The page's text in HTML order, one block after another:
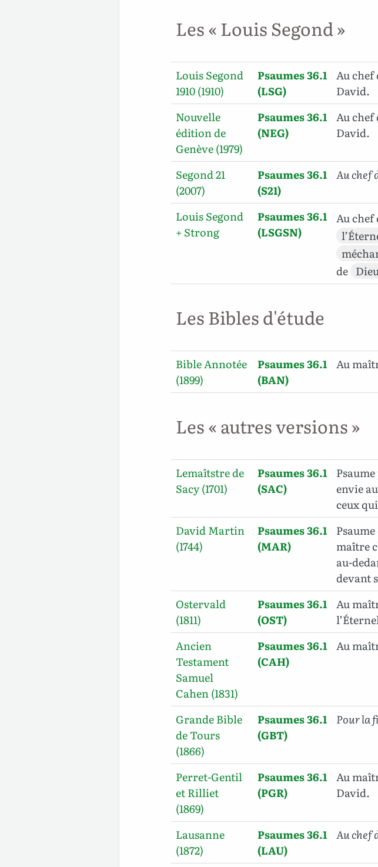
Les « Louis Segond »
Louis Segond
1910 (1910)
Psaumes 36.1
(LSG)
Au chef
David.
Nouvelle
édition de
Genève (1979)
Psaumes 36.1
(NEG)
Au chef
David.
Segond 21
(2007)
Psaumes 36.1
(S21)
Au chef
Louis Segond
+ Strong
Psaumes 36.1
(LSGSN)
Au chef
de
Les Bibles d'étude
Bible Annotée
(1899)
Psaumes 36.1
(BAN)
Au
Les « autres versions »
Lemaîtstre de
Sacy (1701)
Psaumes 36.1
(SAC)
envie
ceux
David Martin
(1744)
Psaumes 36.1
(MAR)
maître
au-
devant
Ostervald
(1811)
Psaumes 36.1
(OST)
Au
Ancien
Testament
Samuel
Cahen (1831)
Psaumes 36.1
(CAH)
Au
Grande Bible
de Tours
(1866)
Psaumes 36.1
(GBT)
Pour la
Perret-Gentil
et Rilliet
(1869)
Psaumes 36.1
(PGR)
Au
David.
Lausanne
(1872)
Psaumes 36.1
(LAU)
Au chef